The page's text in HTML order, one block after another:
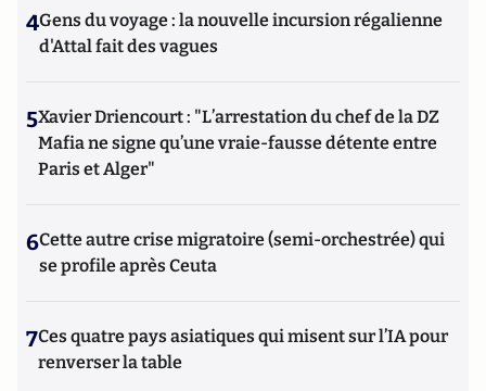
4Gens du voyage : la nouvelle incursion régalienne
d'Attal fait des vagues
5Xavier Driencourt : "L’arrestation du chef de la DZ
Mafia ne signe qu’une vraie-fausse détente entre
Paris et Alger"
6Cette autre crise migratoire (semi-orchestrée) qui
se profile après Ceuta
7Ces quatre pays asiatiques qui misent sur l’IA pour
renverser la table